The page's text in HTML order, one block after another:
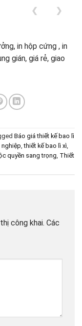
❮ ❯
in hộp cứng , in
gián, giá rẻ, giao
Báo giá thiết kế bao lì
nghiệp,thiết kế bao lì xì,
quyền sang trọng, Thiết
công khai. Các